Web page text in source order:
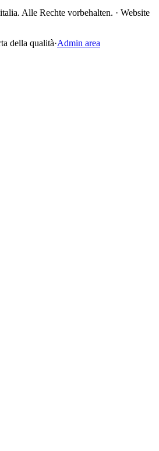
Alle Rechte vorbehalten. · Website
della qualità·Admin area